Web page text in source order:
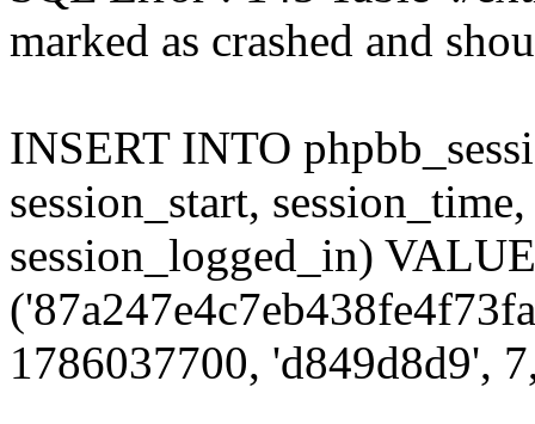
marked as crashed and
INSERT INTO
session_start,
session_logged_in)
1786037700, 'd849d8d9',